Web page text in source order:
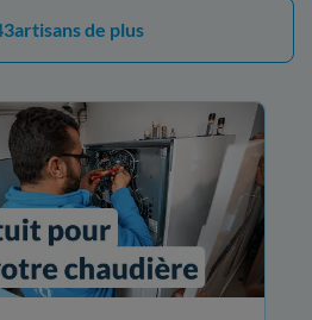
artisans de plus